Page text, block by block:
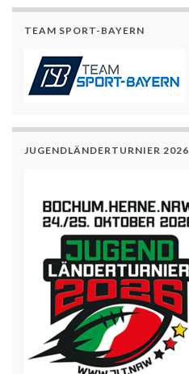
TEAM SPORT-BAYERN
JUGENDLÄNDERTURNIER 2026